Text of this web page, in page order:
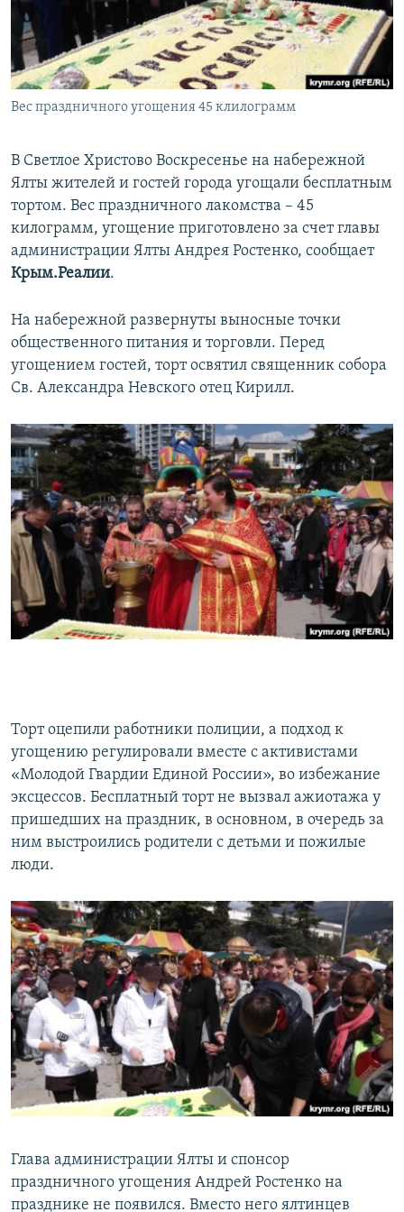
ПОБЕДИТЕЛЕЙ НЕ СУДЯТ?
КРЫМ.НЕПОКОРЕННЫЙ
ELIFBE
УКРАИНСКАЯ ПРОБЛЕМА КРЫМА
ПРИСОЕДИНЯЙТЕСЬ!
Вес праздничного угощения 45 клилограмм
В Светлое Христово Воскресенье на набережной
Ялты жителей и гостей города угощали бесплатным
тортом. Вес праздничного лакомства – 45
килограмм, угощение приготовлено за счет главы
администрации Ялты Андрея Ростенко, сообщает
Крым.Реалии.
На набережной развернуты выносные точки
общественного питания и торговли. Перед
угощением гостей, торт освятил священник собора
Св. Александра Невского отец Кирилл.
Торт оцепили работники полиции, а подход к
угощению регулировали вместе с активистами
«Молодой Гвардии Единой России», во избежание
эксцессов. Бесплатный торт не вызвал ажиотажа у
пришедших на праздник, в основном, в очередь за
ним выстроились родители с детьми и пожилые
люди.
Глава администрации Ялты и спонсор
праздничного угощения Андрей Ростенко на
празднике не появился. Вместо него ялтинцев